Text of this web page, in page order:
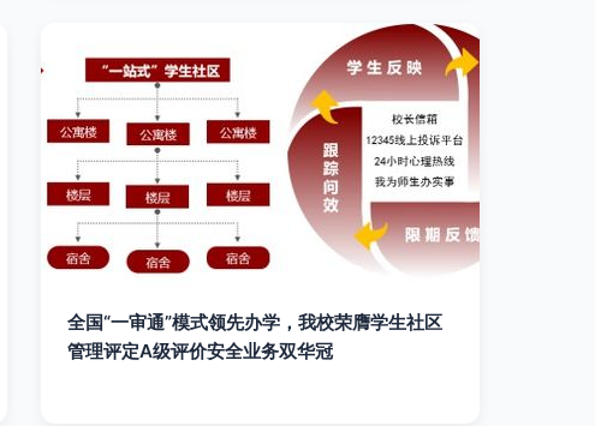
全国“一审通”模式领先办学，我校荣膺学生社区
管理评定A级评价安全业务双华冠